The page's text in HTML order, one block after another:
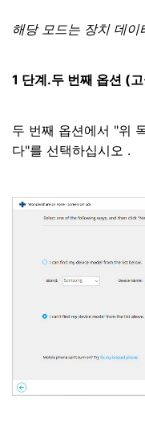
해당 모드는 장치 데
1 단계.두 번째 옵션 (
두 번째 옵션에서 "위
다"를 선택하십시오 .